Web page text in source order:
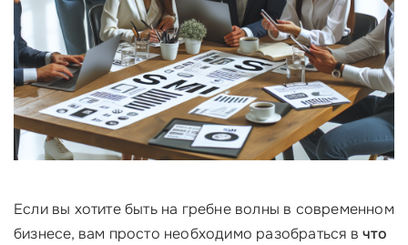
Если вы хотите быть на гребне волны в современном
бизнесе, вам просто необходимо разобраться вчто